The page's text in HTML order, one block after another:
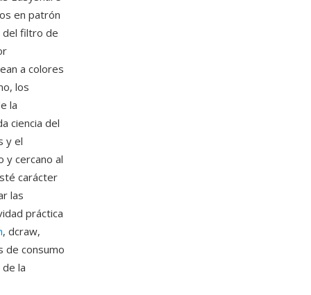
en patrón
del filtro de
a colores
los
la
ciencia del
y el
y cercano al
carácter
las
práctica
, dcraw,
de consumo
la